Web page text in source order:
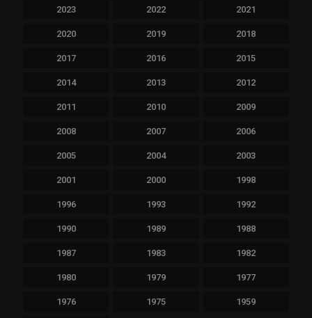
2023 2022 2021
2020 2019 2018
2017 2016 2015
2014 2013 2012
2011 2010 2009
2008 2007 2006
2005 2004 2003
2001 2000 1998
1996 1993 1992
1990 1989 1988
1987 1983 1982
1980 1979 1977
1976 1975 1959